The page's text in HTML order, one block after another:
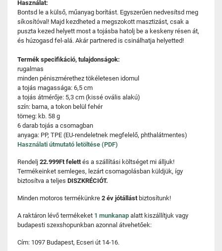
Használat:
Bontsd le a külső, műanyag borítást. Egyszerűen nedvesítsd meg
síkosítóval! Majd kezdheted a megszokott masztizást, csak a
puszta kezed helyett most a tojásba hatolj be a keskeny résen át,
és húzogasd fel-alá. Akár partnered is csinálhatja helyetted!
Termék specifikáció, tulajdonságok:
rugalmas
minden péniszmérethez tökéletesen idomul
a tojás magassága: 6,5 cm
a tojás átmérője: 5,3 cm (kissé ovális alakú)
szín: barna, a tokon belül fehér
tömeg: kb. 58 g
6 darab tojás a csomagban
anyaga: PP, TPE (EU-rendeletnek megfelelő, phthalátmentes)
Használati útmutató letöltése (PDF)
Rendelj 22.999Ft felettés a szállítási költséget mi álljuk!
Termékeinket semleges, lezárt csomagolásban küldjük, így
biztosítva a teljes DISZKRÉCIÓT.
Minden motoros termékünkre 2 év jótállást biztosítunk!
A raktáron lévő termékeket 1 munkanap alatt kiszállítjuk vagy
budapesti szexshopunkban azonnal átvehetőek:
Cím: 1097 Budapest, Ecseri út 14-16.